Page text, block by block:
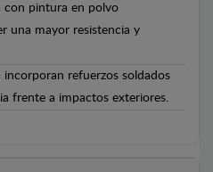
con pintura en polvo
una mayor resistencia y
incorporan refuerzos soldados
frente a impactos exteriores.